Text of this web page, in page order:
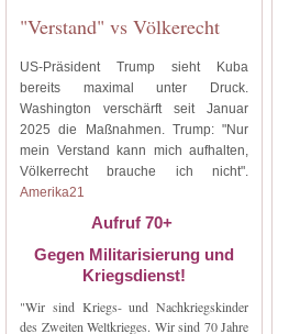
"Verstand" vs Völkerecht
US-Präsident Trump sieht Kuba
bereits maximal unter Druck.
Washington verschärft seit Januar
2025 die Maßnahmen. Trump: "Nur
mein Verstand kann mich aufhalten,
Völkerrecht brauche ich nicht".
Amerika21
Aufruf 70+
Gegen Militarisierung und
Kriegsdienst!
"Wir sind Kriegs- und Nachkriegskinder
des Zweiten Weltkrieges. Wir sind 70 Jahre